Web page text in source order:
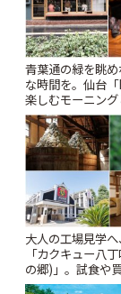
青葉通の緑を眺
な時間を。仙台
楽しむモーニン
とりっぷ
大人の工場見学
「カクキュー八
の郷)」。試食や
♪ | ことりっぷ